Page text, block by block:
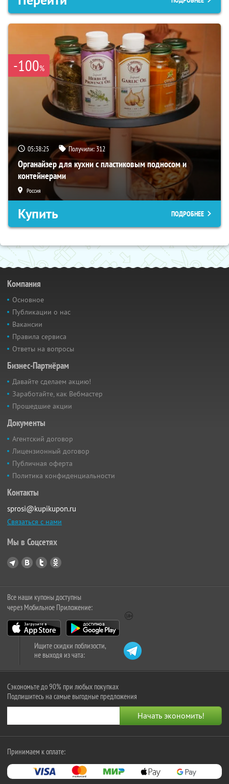
-100%
05:38:24 Получили: 312
Органайзер для кухни с пластиковым подносом и
контейнерами
Россия
Купить ПОДРОБНЕЕ
Компания
Основное
Публикации о нас
Вакансии
Правила сервиса
Ответы на вопросы
Бизнес-Партнёрам
Давайте сделаем акцию!
Заработайте, как Вебмастер
Прошедшие акции
Документы
Агентский договор
Лицензионный договор
Публичная оферта
Политика конфиденциальности
Контакты
sprosi@kupikupon.ru
Связаться с нами
Мы в Соцсетях
Все наши купоны доступны
через Мобильное Приложение:
Ищите скидки поблизости,
не выходя из чата:
Сэкономьте до 90% при любых покупках
Подпишитесь на самые выгодные предложения
Принимаем к оплате: